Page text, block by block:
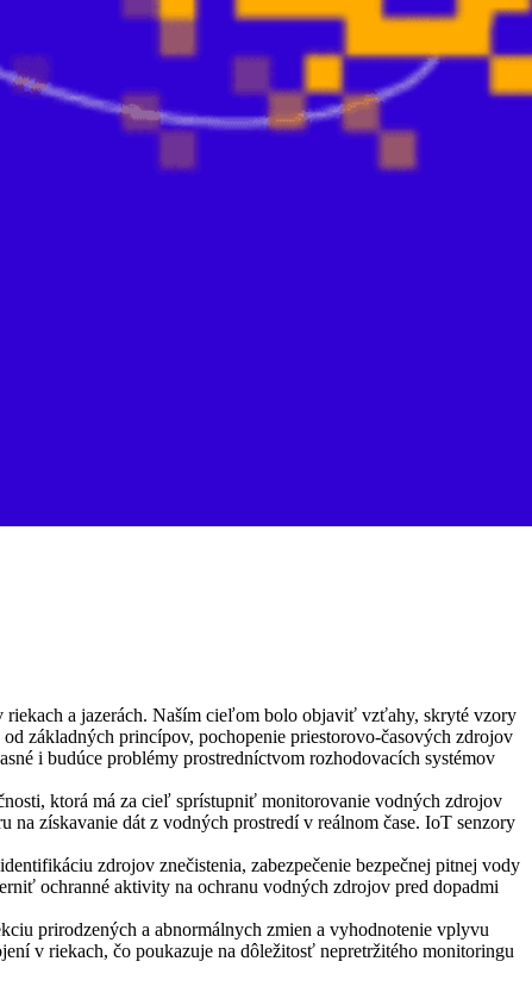
a jazerách. Naším cieľom bolo objaviť vzťahy, skryté vzory
základných princípov, pochopenie priestorovo-časových zdrojov
i budúce problémy prostredníctvom rozhodovacích systémov
ktorá má za cieľ sprístupniť monitorovanie vodných zdrojov
získavanie dát z vodných prostredí v reálnom čase. IoT senzory
zdrojov znečistenia, zabezpečenie bezpečnej pitnej vody
ochranné aktivity na ochranu vodných zdrojov pred dopadmi
prirodzených a abnormálnych zmien a vyhodnotenie vplyvu
v riekach, čo poukazuje na dôležitosť nepretržitého monitoringu